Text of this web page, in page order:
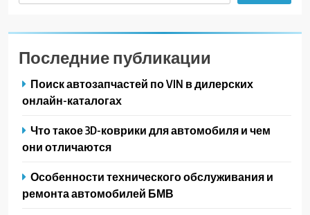
Последние публикации
Поиск автозапчастей по VIN в дилерских
онлайн-каталогах
Что такое 3D-коврики для автомобиля и чем
они отличаются
Особенности технического обслуживания и
ремонта автомобилей БМВ